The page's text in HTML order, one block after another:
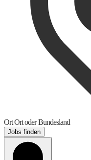
OrtOrt oder Bundesland
Jobs finden